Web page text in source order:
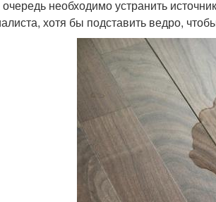
необходимо устранить
хотя бы подставить ведро,